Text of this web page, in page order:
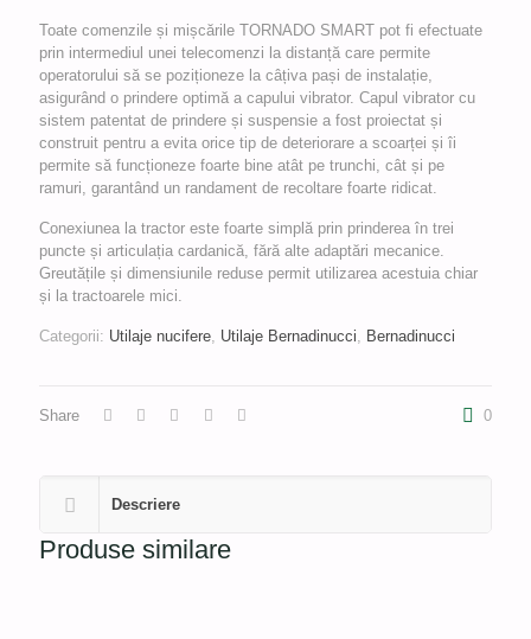
Toate comenzile și mișcările TORNADO SMART pot fi efectuate
prin intermediul unei telecomenzi la distanță care permite
operatorului să se poziționeze la câțiva pași de instalație,
asigurând o prindere optimă a capului vibrator. Capul vibrator cu
sistem patentat de prindere și suspensie a fost proiectat și
construit pentru a evita orice tip de deteriorare a scoarței și îi
permite să funcționeze foarte bine atât pe trunchi, cât și pe
ramuri, garantând un randament de recoltare foarte ridicat.
Conexiunea la tractor este foarte simplă prin prinderea în trei
puncte și articulația cardanică, fără alte adaptări mecanice.
Greutățile și dimensiunile reduse permit utilizarea acestuia chiar
și la tractoarele mici.
Categorii: Utilaje nucifere, Utilaje Bernadinucci, Bernadinucci
Share 0
Descriere
Produse similare